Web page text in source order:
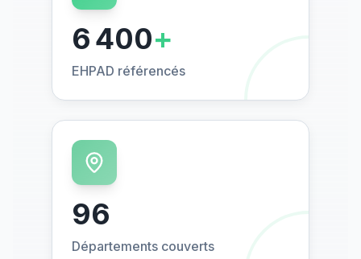
6 400+
EHPAD référencés
96
Départements couverts